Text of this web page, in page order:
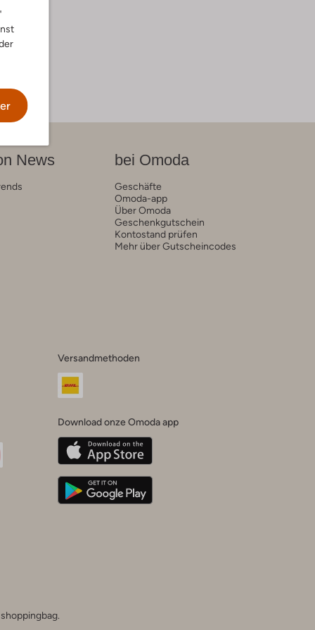
News bei Omoda
Geschäfte
Omoda-app
Über Omoda
Geschenkgutschein
Kontostand prüfen
Mehr über Gutscheincodes
Versandmethoden
Download onze Omoda app